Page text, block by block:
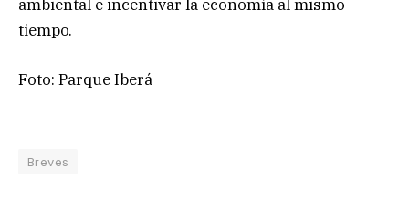
ambiental e incentivar la economía al mismo
tiempo.
Foto: Parque Iberá
Breves